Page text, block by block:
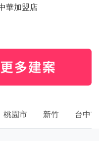
華加盟店
桃園市 新竹 台中市